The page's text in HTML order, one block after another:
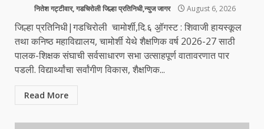
नितेश गट्टीवार, गडचिरोली जिल्हा प्रतिनिधी,न्युज जागर August 6, 2026
जिल्हा प्रतिनिधी|गडचिरोली चामोर्शी,दि.६ ॶॉगस्ट : शिवाजी हायस्कूल
तथा कनिष्ठ महाविद्यालय, चामोर्शी येथे शैक्षणिक वर्ष 2026-27 साठी
पालक-शिक्षक संघाची सर्वसाधारण सभा उत्साहपूर्ण वातावरणात पार
पडली. विद्यार्थ्यांचा सर्वांगीण विकास, शैक्षणिक...
Read More